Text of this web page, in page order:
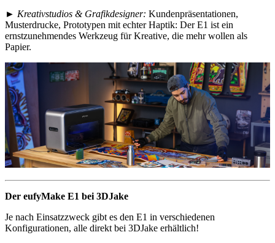
► Kreativstudios & Grafikdesigner: Kundenpräsentationen,
Musterdrucke, Prototypen mit echter Haptik: Der E1 ist ein
ernstzunehmendes Werkzeug für Kreative, die mehr wollen als
Papier.
Der eufyMake E1 bei 3DJake
Je nach Einsatzzweck gibt es den E1 in verschiedenen
Konfigurationen, alle direkt bei 3DJake erhältlich!